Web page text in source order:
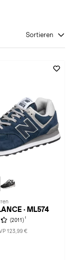
Sortieren
· ML574
(2011) 1
123,99 €